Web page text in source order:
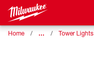
Home … Tower Lights